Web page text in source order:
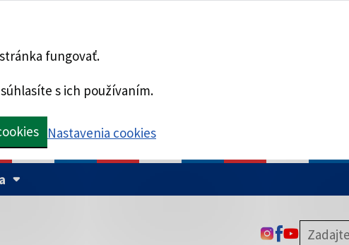
fungovať.
s ich používaním.
Nastavenia cookies
Táto stránka je zabezpečená
ODKAZ SA
ODKAZ SA
ODKAZ SA